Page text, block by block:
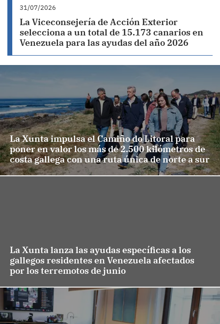
31/07/2026
La Viceconsejería de Acción Exterior
selecciona a un total de 15.173 canarios en
Venezuela para las ayudas del año 2026
La Xunta impulsa el Camiño do Litoral para
poner en valor los más de 2.500 kilómetros de
costa gallega con una ruta única de norte a sur
La Xunta lanza las ayudas específicas a los
gallegos residentes en Venezuela afectados
por los terremotos de junio